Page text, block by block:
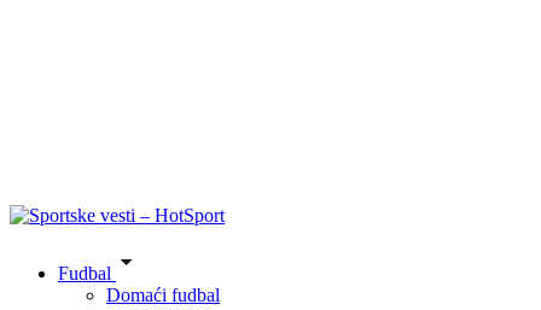
Fudbal
Domaći fudbal